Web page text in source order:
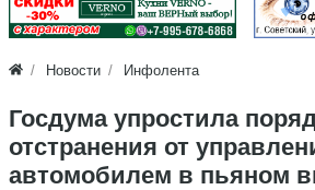
Новости Инфолента
Госдума упростила
отстранения от
автомобилем в пьяном